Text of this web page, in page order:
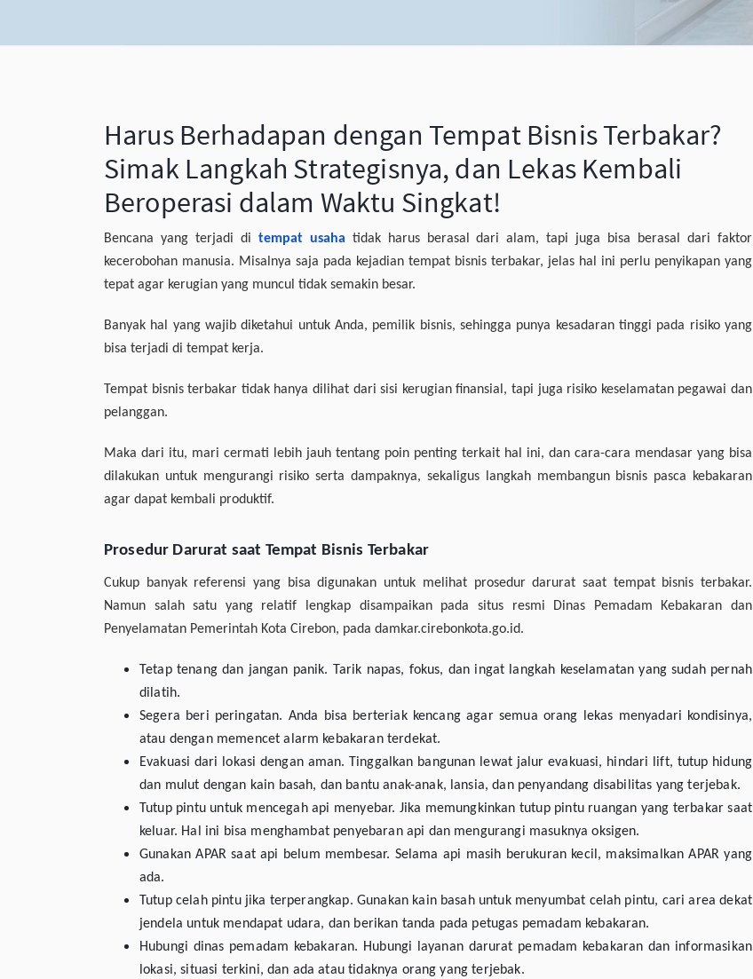
Harus Berhadapan dengan Tempat Bisnis Terbakar?
Simak Langkah Strategisnya, dan Lekas Kembali
Beroperasi dalam Waktu Singkat!
Bencana yang terjadi di tempat usaha tidak harus berasal dari alam, tapi juga bisa berasal dari faktor
kecerobohan manusia. Misalnya saja pada kejadian tempat bisnis terbakar, jelas hal ini perlu penyikapan yang
tepat agar kerugian yang muncul tidak semakin besar.
Banyak hal yang wajib diketahui untuk Anda, pemilik bisnis, sehingga punya kesadaran tinggi pada risiko yang
bisa terjadi di tempat kerja.
Tempat bisnis terbakar tidak hanya dilihat dari sisi kerugian finansial, tapi juga risiko keselamatan pegawai dan
pelanggan.
Maka dari itu, mari cermati lebih jauh tentang poin penting terkait hal ini, dan cara-cara mendasar yang bisa
dilakukan untuk mengurangi risiko serta dampaknya, sekaligus langkah membangun bisnis pasca kebakaran
agar dapat kembali produktif.
Prosedur Darurat saat Tempat Bisnis Terbakar
Cukup banyak referensi yang bisa digunakan untuk melihat prosedur darurat saat tempat bisnis terbakar.
Namun salah satu yang relatif lengkap disampaikan pada situs resmi Dinas Pemadam Kebakaran dan
Penyelamatan Pemerintah Kota Cirebon, pada damkar.cirebonkota.go.id.
Tetap tenang dan jangan panik. Tarik napas, fokus, dan ingat langkah keselamatan yang sudah pernah
dilatih.
Segera beri peringatan. Anda bisa berteriak kencang agar semua orang lekas menyadari kondisinya,
atau dengan memencet alarm kebakaran terdekat.
Evakuasi dari lokasi dengan aman. Tinggalkan bangunan lewat jalur evakuasi, hindari lift, tutup hidung
dan mulut dengan kain basah, dan bantu anak-anak, lansia, dan penyandang disabilitas yang terjebak.
Tutup pintu untuk mencegah api menyebar. Jika memungkinkan tutup pintu ruangan yang terbakar saat
keluar. Hal ini bisa menghambat penyebaran api dan mengurangi masuknya oksigen.
Gunakan APAR saat api belum membesar. Selama api masih berukuran kecil, maksimalkan APAR yang
ada.
Tutup celah pintu jika terperangkap. Gunakan kain basah untuk menyumbat celah pintu, cari area dekat
jendela untuk mendapat udara, dan berikan tanda pada petugas pemadam kebakaran.
Hubungi dinas pemadam kebakaran. Hubungi layanan darurat pemadam kebakaran dan informasikan
lokasi, situasi terkini, dan ada atau tidaknya orang yang terjebak.